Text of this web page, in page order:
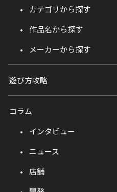
カテゴリから探す
作品名から探す
メーカーから探す
遊び方攻略
コラム
インタビュー
ニュース
店舗